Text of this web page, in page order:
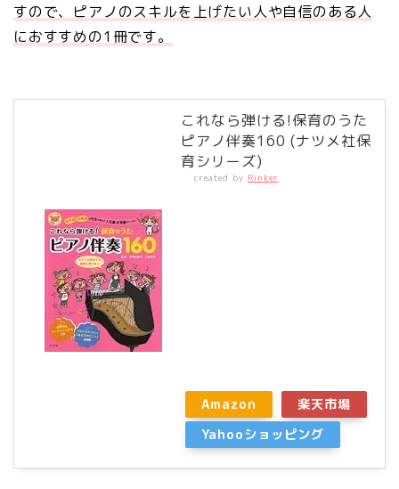
すので、ピアノのスキルを上げたい人や自信のある人
におすすめの1冊です。
これなら弾ける!保育のうた
ピアノ伴奏160 (ナツメ社保
育シリーズ)
created by Rinker
Amazon
楽天市場
Yahooショッピング